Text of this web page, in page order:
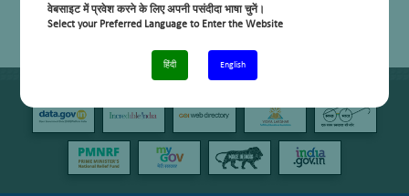
वेबसाइट में प्रवेश करने के लिए अपनी पसंदीदा भाषा चुनें।
Select your Preferred Language to Enter the Website
हिंदी English